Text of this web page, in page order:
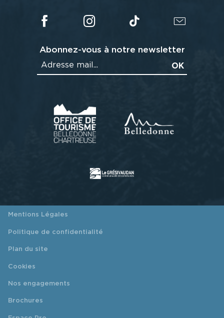
Abonnez-vous à notre newsletter
Mentions Légales
Politique de confidentialité
Plan du site
Cookies
Nos engagements
Brochures